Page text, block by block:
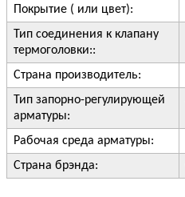
Покрытие ( или цвет):
Тип соединения к клапану
термоголовки::
Страна производитель:
Тип запорно-регулирующей
арматуры:
Рабочая среда арматуры:
Страна брэнда: